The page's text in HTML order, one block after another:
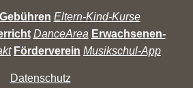
Gebühren Eltern-Kind-Kurse
DanceArea Erwachsenen-
Förderverein Musikschul-App
Datenschutz